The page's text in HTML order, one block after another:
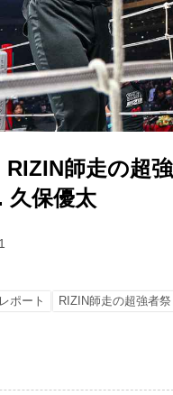
RIZIN師走の超
久保優太
ポート RIZIN師走の超強者祭